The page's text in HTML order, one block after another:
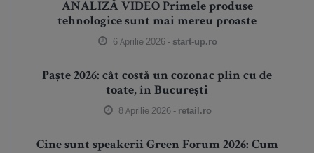
ANALIZĂ VIDEO Primele produse
tehnologice sunt mai mereu proaste
6 Aprilie 2026 - start-up.ro
Paște 2026: cât costă un cozonac plin cu de
toate, în București
8 Aprilie 2026 - retail.ro
Cine sunt speakerii Green Forum 2026: Cum